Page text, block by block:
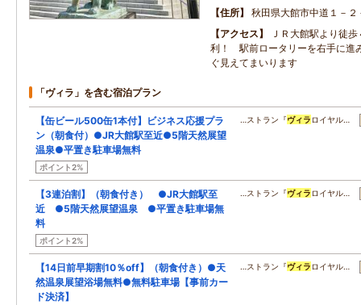
住所
秋田県大館市中道１－２
アクセス
ＪＲ大館駅より徒
利！ 駅前ロータリーを右手に進
ぐ見えてまいります
「ヴィラ」を含む宿泊プラン
【缶ビール500缶1本付】ビジネス応援プラ
ン（朝食付）●JR大館駅至近●5階天然展望
温泉●平置き駐車場無料
ポイント2%
…ストラン『ヴィラロイヤル…
【3連泊割】（朝食付き） ●JR大館駅至
近 ●5階天然展望温泉 ●平置き駐車場無
料
ポイント2%
…ストラン『ヴィラロイヤル…
【14日前早期割10％off】（朝食付き）●天
然温泉展望浴場無料●無料駐車場【事前カー
ド決済】
…ストラン『ヴィラロイヤル…